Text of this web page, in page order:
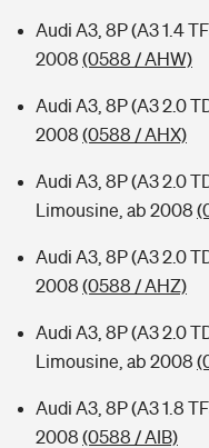
Audi A3, 8P (A3 1.4
2008 (0588 / AHW)
Audi A3, 8P (A3 2.0
2008 (0588 / AHX)
Audi A3, 8P (A3 2.0
Limousine, ab 2008
Audi A3, 8P (A3 2.0
2008 (0588 / AHZ)
Audi A3, 8P (A3 2.0
Limousine, ab 2008
Audi A3, 8P (A3 1.8
2008 (0588 / AIB)